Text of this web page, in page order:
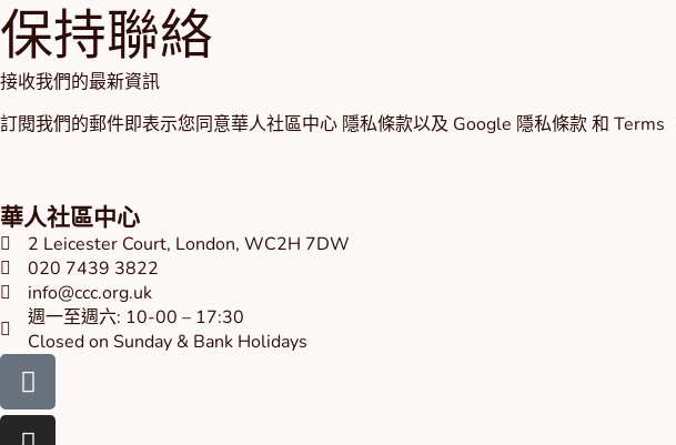
保持聯絡
接收我們的最新資訊
訂閱我們的郵件即表示您同意華人社區中心 隱私條款以及 Google 隱私條款和 Terms
華人社區中心
2 Leicester Court, London, WC2H 7DW
020 7439 3822
info@ccc.org.uk
週一至週六: 10-00 – 17:30
Closed on Sunday & Bank Holidays
Facebook-
square
Instagram
Twitter
Youtube